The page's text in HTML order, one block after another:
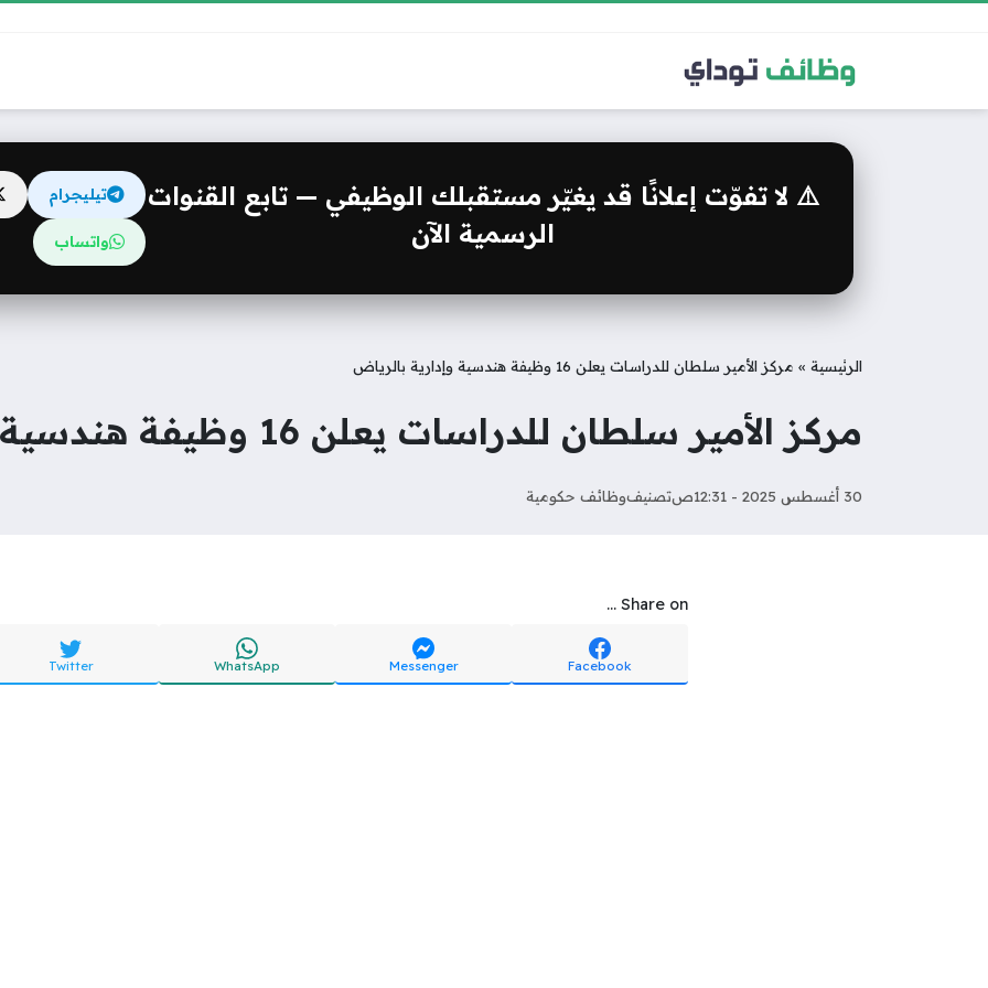
⚠️ لا تفوّت إعلانًا قد يغيّر مستقبلك الوظيفي — تابع القنوات
الرسمية الآن
تيليجرام
واتساب
الرئيسية » مركز الأمير سلطان للدراسات يعلن 16 وظيفة هندسية وإدارية بالرياض
مركز الأمير سلطان للدراسات يعلن 16 وظيفة هندسية وإدارية بالرياض
30 أغسطس 2025 - 12:31ص تصنيفوظائف حكومية
Share on ...
Facebook
Messenger
WhatsApp
Twitter